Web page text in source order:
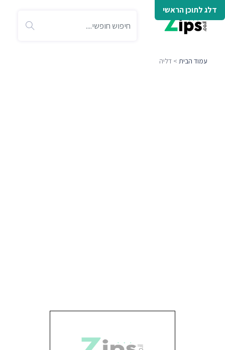
דלג לתוכן הראשי
עמוד הבית > דליה